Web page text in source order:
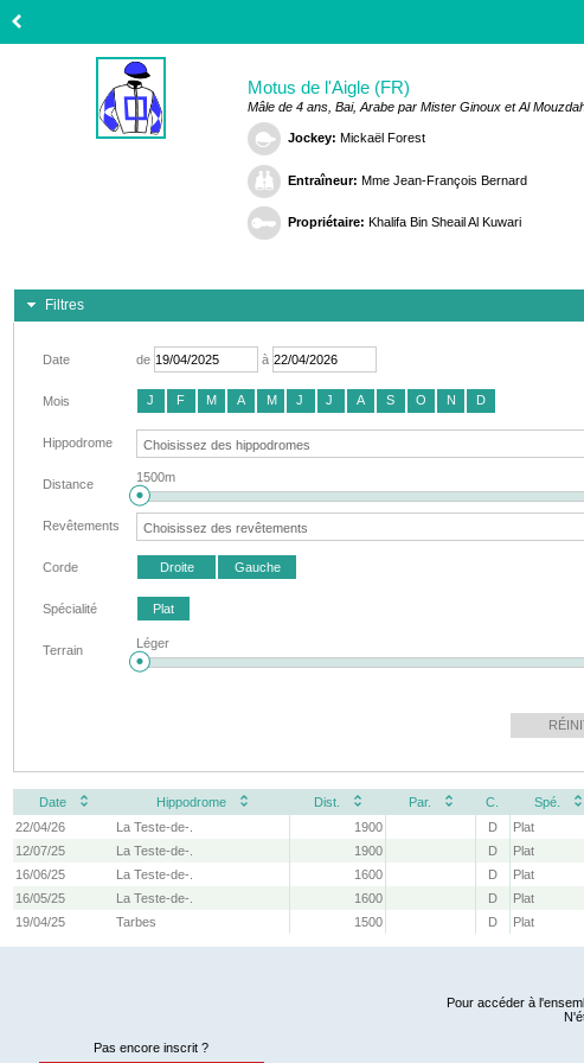
Motus de l'Aigle (FR)
Mâle de 4 ans, Bai, Arabe par Mister Ginoux et Al
Jockey: Mickaël Forest
Entraîneur: Mme Jean-François Bernard
Propriétaire: Khalifa Bin Sheail Al Kuwari
Filtres
Date de à
Mois J F M A M J J A S O N D
Hippodrome
Distance 1500m
Revêtements
Corde Droite Gauche
Spécialité Plat
Terrain Léger
Date Hippodrome Dist. Par. C. Spé.
22/04/26
La Teste-de-. 1900 D Plat
12/07/25
La Teste-de-. 1900 D Plat
16/06/25
La Teste-de-. 1600 D Plat
16/05/25
La Teste-de-. 1600 D Plat
19/04/25
Tarbes 1500 D Plat
Pour accéder à
Pas encore inscrit ?